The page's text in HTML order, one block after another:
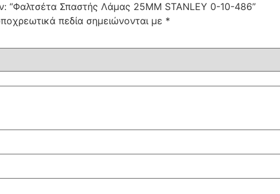
“Φαλτσέτα Σπαστής Λάμας 25MM STANLEY 0-10-486”
πεδία σημειώνονται με *